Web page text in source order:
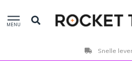
MENU
Snelle